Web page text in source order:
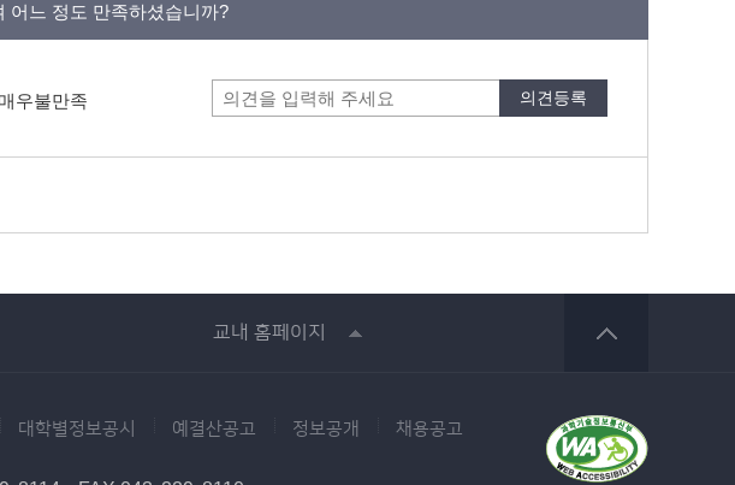
어느 정도 만족하셨습니까?
매우불만족
교내 홈페이지
대학별정보공시 예결산공고 정보공개 채용공고